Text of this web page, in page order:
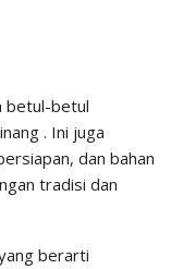
betul-betul
. Ini juga
dan bahan
tradisi dan
berarti